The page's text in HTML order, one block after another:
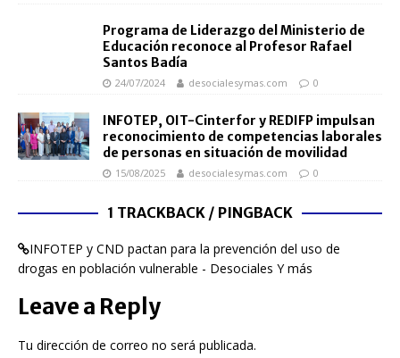
Programa de Liderazgo del Ministerio de
Educación reconoce al Profesor Rafael
Santos Badía
24/07/2024 desocialesymas.com 0
INFOTEP, OIT-Cinterfor y REDIFP impulsan
reconocimiento de competencias laborales
de personas en situación de movilidad
15/08/2025 desocialesymas.com 0
1 TRACKBACK / PINGBACK
INFOTEP y CND pactan para la prevención del uso de
drogas en población vulnerable - Desociales Y más
Leave a Reply
Tu dirección de correo no será publicada.